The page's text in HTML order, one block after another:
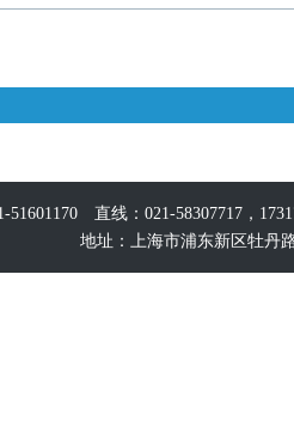
51601170 直线：021-58307717，
地址：上海市浦东新区牡丹